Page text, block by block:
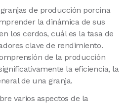
de producción porcina
la dinámica de sus
los cerdos, cuál es la tasa de
clave de rendimiento.
de la producción
la eficiencia, la
de una granja.
varios aspectos de la